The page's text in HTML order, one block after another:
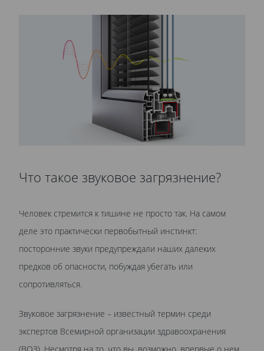
Что такое звуковое загрязнение?
Человек стремится к тишине не просто так. На самом
деле это практически первобытный инстинкт:
посторонние звуки предупреждали наших далеких
предков об опасности, побуждая убегать или
сопротивляться.
Звуковое загрязнение – известный термин среди
экспертов Всемирной организации здравоохранения